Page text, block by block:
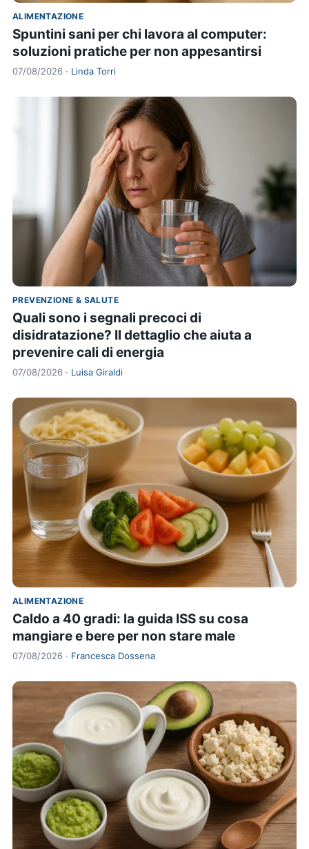
ALIMENTAZIONE
Spuntini sani per chi lavora al computer:
soluzioni pratiche per non appesantirsi
07/08/2026 · Linda Torri
PREVENZIONE & SALUTE
Quali sono i segnali precoci di
disidratazione? Il dettaglio che aiuta a
prevenire cali di energia
07/08/2026 · Luisa Giraldi
ALIMENTAZIONE
Caldo a 40 gradi: la guida ISS su cosa
mangiare e bere per non stare male
07/08/2026 · Francesca Dossena